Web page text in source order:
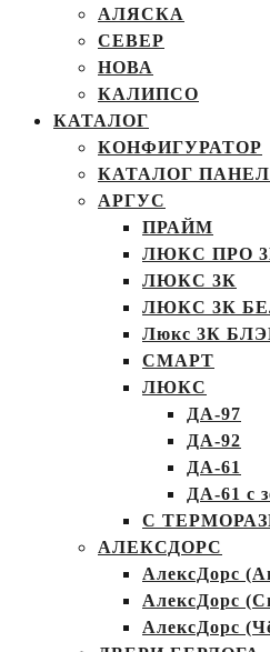
АЛЯСКА
СЕВЕР
НОВА
КАЛИПСО
КАТАЛОГ
КОНФИГУРАТОР
КАТАЛОГ
АРГУС
ПРАЙМ
ЛЮКС ПРО
ЛЮКС 3К
ЛЮКС 3К
Люкс 3К
СМАРТ
ЛЮКС
ДА-97
ДА-92
ДА-61
ДА-61 с
С
АЛЕКСДОРС
АлексДорс
АлексДорс
АлексДорс